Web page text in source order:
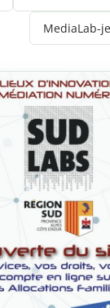
MediaLab-